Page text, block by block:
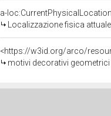
a-loc:CurrentPhysicalLocation
Localizzazione fisica attuale
<https://w3id.org/arco/
motivi decorativi geometrici